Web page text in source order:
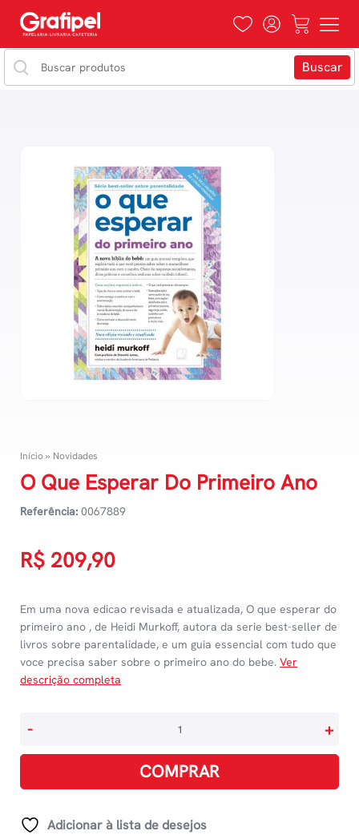
Início» Novidades
O Que Esperar Do Primeiro Ano
Referência: 0067889
R$ 209,90
Em uma nova edicao revisada e atualizada, O que esperar do
primeiro ano , de Heidi Murkoff, autora da serie best-seller de
livros sobre parentalidade, e um guia essencial com tudo que
voce precisa saber sobre o primeiro ano do bebe. Ver
descrição completa
Esperar
Do
Ano
- +
COMPRAR
Adicionar à lista de desejos